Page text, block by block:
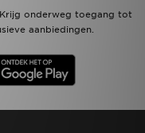
onderweg toegang tot
aanbiedingen.